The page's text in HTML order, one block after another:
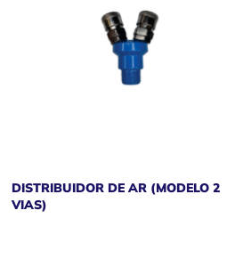
DISTRIBUIDOR DE AR (MODELO 2
VIAS)